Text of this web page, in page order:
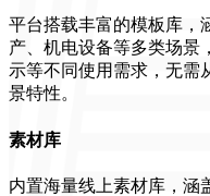
平台搭载丰富的模板库，
产、机电设备等多类场景
示等不同使用需求，无需
景特性。
素材库
内置海量线上素材库，涵